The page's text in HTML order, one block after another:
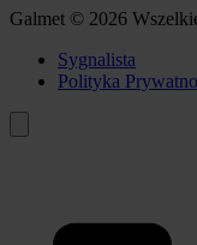
Galmet © 2026
Sygnalista
Polityka